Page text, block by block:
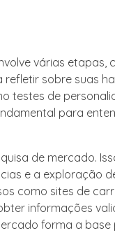
várias etapas,
sobre suas
testes de
para
de mercado.
e a exploração
como sites de
informações
forma a base